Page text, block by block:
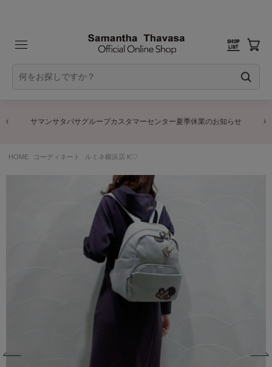
サマンサタバサグループカスタマーセンター夏季休業のお知らせ
HOME コーディネート ルミネ横浜店 K♡